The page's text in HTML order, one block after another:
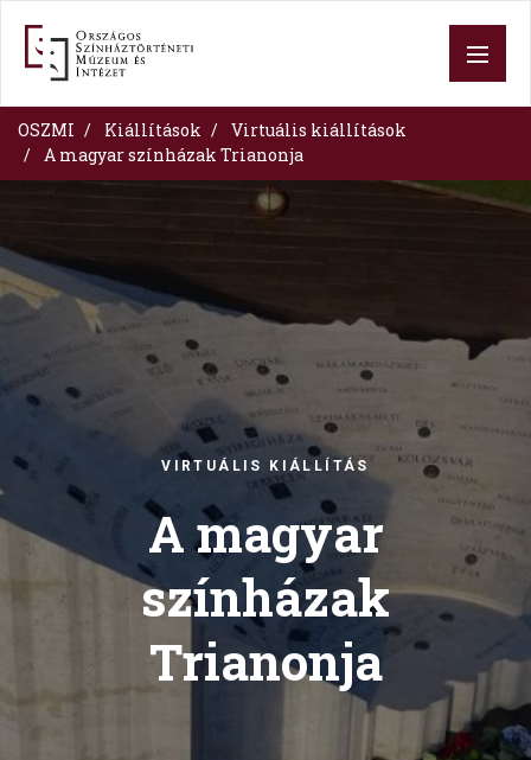
content
OSZMI Kiállítások
Virtuális kiállítások
A magyar színházak Trianonja
VIRTUÁLIS KIÁLLÍTÁS
A magyar
színházak
Trianonja